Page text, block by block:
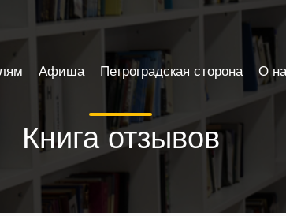
Книга отзывов
Афиша Петроградская сторона О